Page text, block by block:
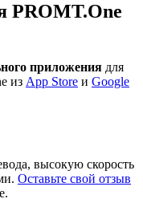
PROMT.One
приложения для
из App Store и Google
высокую скорость
Оставьте свой отзыв